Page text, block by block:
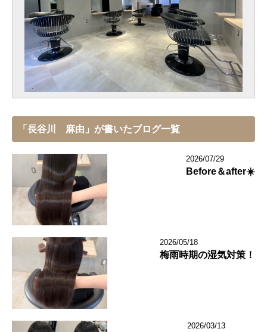
「長谷川 麻由」が書いたブログ一覧
2026/07/29
Before＆after☀️
2026/05/18
梅雨時期の湿気対策！
2026/03/13